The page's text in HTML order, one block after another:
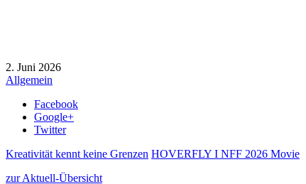
2. Juni 2026
Allgemein
Facebook
Google+
Twitter
Kreativität kennt keine Grenzen HOVERFLY I NFF 2026 Movie
zur Aktuell-Übersicht